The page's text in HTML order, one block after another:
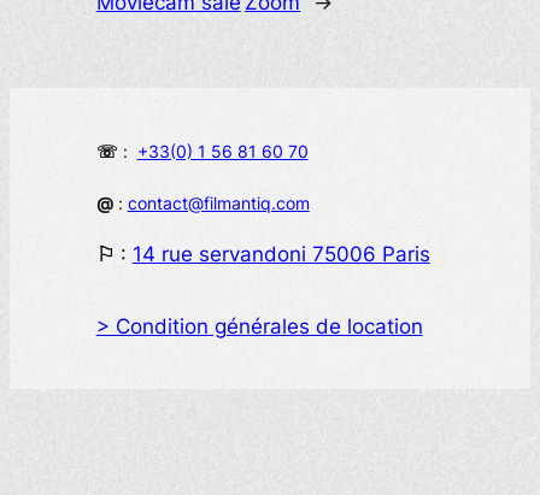
☏ : +33(0) 1 56 81 60 70
@: contact@filmantiq.com
⚐ : 14 rue servandoni 75006 Paris
> Condition générales de location